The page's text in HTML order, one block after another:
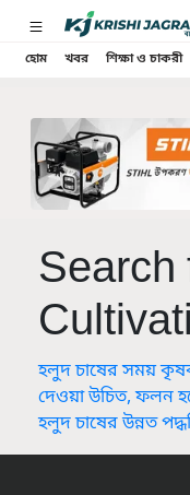
হোম খবর শিক্ষা ও চাকরী
হলুদ চাষের সময়
দেওয়া উচিত, ফলন
হলুদ চাষের উন্নত